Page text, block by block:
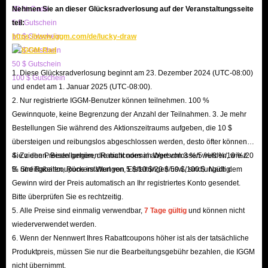
Betrags, was nicht ideal für Spieler ist, die schnell durch
Bot Lobbies aufsteigen möchten.
Sie können jedoch immer noch mehr Bot Lobbies finden,
indem Sie ein VPN verwenden, um während der
Nebenzeiten auf Regionen mit weniger Spielern
zuzugreifen, oder indem Sie spezifische Servercodes
finden, um diese XP-Farming-Möglichkeiten zu nutzen. Sie
bieten eine Umgebung mit geringem Druck, in der
Spieler neue Waffen, Fahrzeuge erlernen oder ihre
Zielfähigkeiten verbessern können, ohne ständig mit
BF6 XP-Tokens, Sticker, Skins und weitere
Redeem Codes kaufen
Redeem Codes (Einlösecodes) sind spezielle Codes, die in
20 % Code
5 $ Gutschein
10 $ Gutschein
20 $ Gutschein
50 $ Gutschein
100 $ Gutschein
Nehmen Sie an dieser Glücksradverlosung auf der Veranstaltungsseite
teil:
https://www.iggm.com/de/lucky-draw
1. Diese Glücksradverlosung beginnt am 23. Dezember 2024 (UTC-08:00)
und endet am 1. Januar 2025 (UTC-08:00).
2. Nur registrierte IGGM-Benutzer können teilnehmen. 100 %
Gewinnquote, keine Begrenzung der Anzahl der Teilnahmen. 3. Je mehr
Bestellungen Sie während des Aktionszeitraums aufgeben, die 10 $
übersteigen und reibungslos abgeschlossen werden, desto öfter können
Sie ziehen. Bestellungen, die nicht normal abgeschlossen werden, wie z.
B. Streitigkeiten, Rückerstattungen, Erstattungen usw., sind ungültig.
4. Zu den Preisen gehören Rabattcodes im Wert von 3 %/5 %/8 %/10 %/20
% und Rabattcoupons im Wert von 5 $/10 $/20 $/50 $/100 $. Nach dem
Gewinn wird der Preis automatisch an Ihr registriertes Konto gesendet.
Bitte überprüfen Sie es rechtzeitig.
5. Alle Preise sind einmalig verwendbar, 7 Tage gültig und können nicht
wiederverwendet werden.
6. Wenn der Nennwert Ihres Rabattcoupons höher ist als der tatsächliche
Produktpreis, müssen Sie nur die Bearbeitungsgebühr bezahlen, die IGGM
nicht übernimmt.